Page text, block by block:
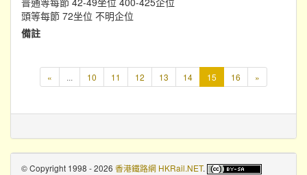
頭等每節 72坐位 不明企位
備註
« ... 10 11 12 13 14 15
頁
16 »
© Copyright 1998 - 2026 香港鐵路網 HKRail.NET.